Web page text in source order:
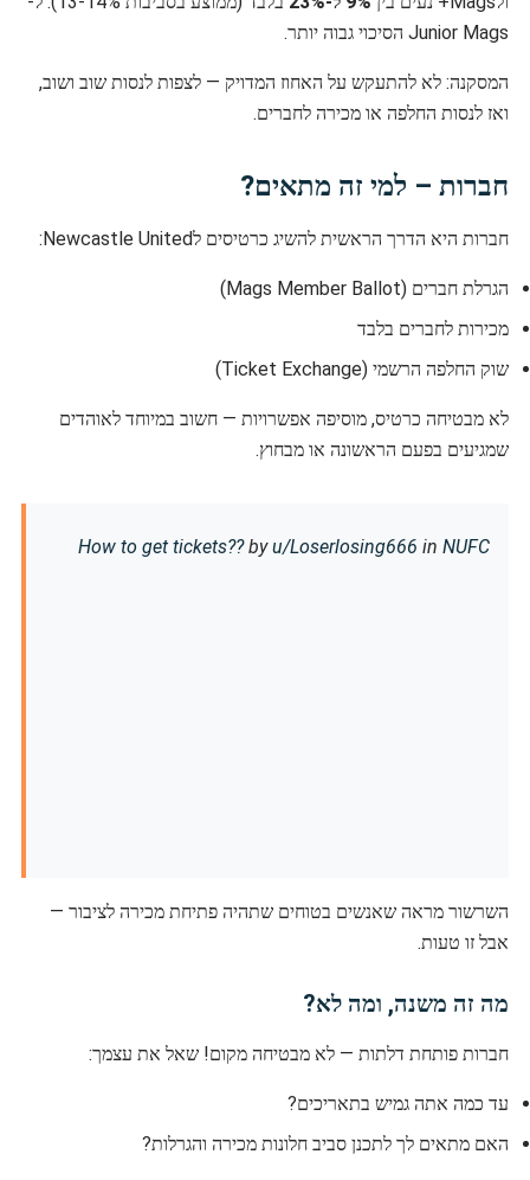
Junior Mags הסיכוי גבוה יותר.
המסקנה: לא להתעקש על האחוז המדויק — לצפות לנסות שוב ושוב,
ואז לנסות החלפה או מכירה לחברים.
חברות – למי זה מתאים?
חברות היא הדרך הראשית להשיג כרטיסים לNewcastle United:
הגרלת חברים (Mags Member Ballot)
מכירות לחברים בלבד
שוק החלפה הרשמי (Ticket Exchange)
לא מבטיחה כרטיס, מוסיפה אפשרויות — חשוב במיוחד לאוהדים
שמגיעים בפעם הראשונה או מבחוץ.
How to get tickets??byu/Loserlosing666 in NUFC
השרשור מראה שאנשים בטוחים שתהיה פתיחת מכירה לציבור —
אבל זו טעות.
מה זה משנה, ומה לא?
חברות פותחת דלתות — לא מבטיחה מקום! שאל את עצמך:
עד כמה אתה גמיש בתאריכים?
האם מתאים לך לתכנן סביב חלונות מכירה והגרלות?